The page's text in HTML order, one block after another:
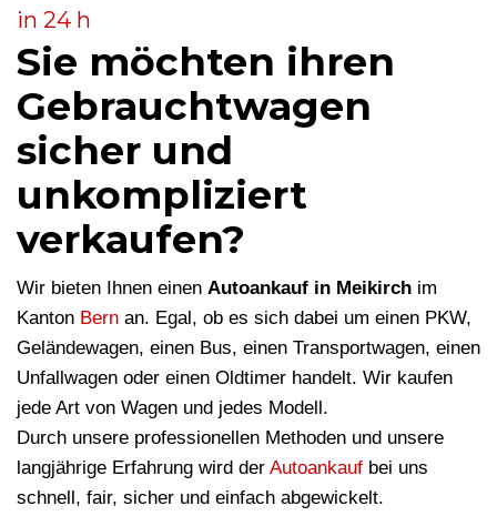
in 24 h
Sie möchten ihren
Gebrauchtwagen
sicher und
unkompliziert
verkaufen?
Wir bieten Ihnen einen Autoankauf in Meikirch im
Kanton Bern an. Egal, ob es sich dabei um einen PKW,
Geländewagen, einen Bus, einen Transportwagen, einen
Unfallwagen oder einen Oldtimer handelt. Wir kaufen
jede Art von Wagen und jedes Modell.
Durch unsere professionellen Methoden und unsere
langjährige Erfahrung wird der Autoankauf bei uns
schnell, fair, sicher und einfach abgewickelt.